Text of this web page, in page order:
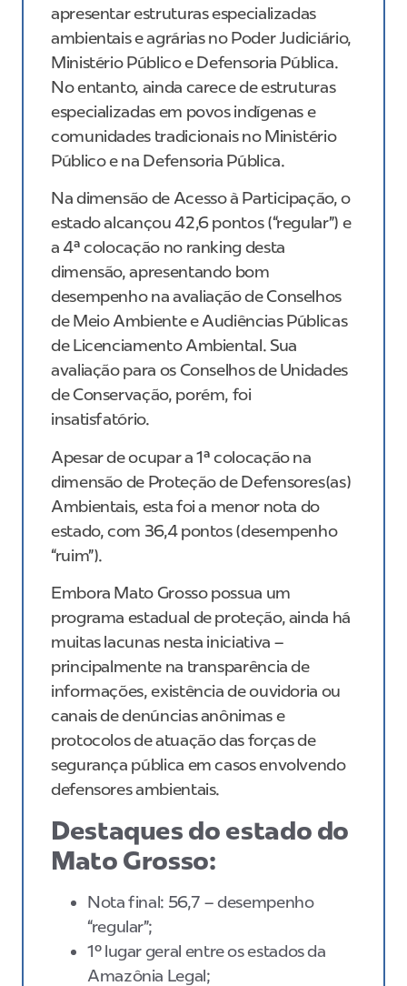
apresentar estruturas especializadas
ambientais e agrárias no Poder Judiciário,
Ministério Público e Defensoria Pública.
No entanto, ainda carece de estruturas
especializadas em povos indígenas e
comunidades tradicionais no Ministério
Público e na Defensoria Pública.
Na dimensão de Acesso à Participação, o
estado alcançou 42,6 pontos (“regular”) e
a 4ª colocação no ranking desta
dimensão, apresentando bom
desempenho na avaliação de Conselhos
de Meio Ambiente e Audiências Públicas
de Licenciamento Ambiental. Sua
avaliação para os Conselhos de Unidades
de Conservação, porém, foi
insatisfatório.
Apesar de ocupar a 1ª colocação na
dimensão de Proteção de Defensores(as)
Ambientais, esta foi a menor nota do
estado, com 36,4 pontos (desempenho
“ruim”).
Embora Mato Grosso possua um
programa estadual de proteção, ainda há
muitas lacunas nesta iniciativa –
principalmente na transparência de
informações, existência de ouvidoria ou
canais de denúncias anônimas e
protocolos de atuação das forças de
segurança pública em casos envolvendo
defensores ambientais.
Destaques do estado do
Mato Grosso:
Nota final: 56,7 – desempenho
“regular”;
1º lugar geral entre os estados da
Amazônia Legal;